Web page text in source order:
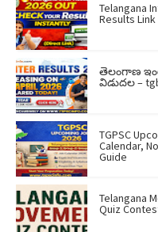
Telangana
Results
తెలంగాణ
విడుదల –
TGPSC
Calendar,
Guide
Telangana
Quiz